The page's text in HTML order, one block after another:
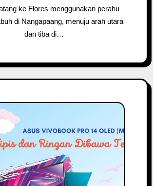
ke Flores menggunakan perahu
di Nangapaang, menuju arah utara
dan tiba di…